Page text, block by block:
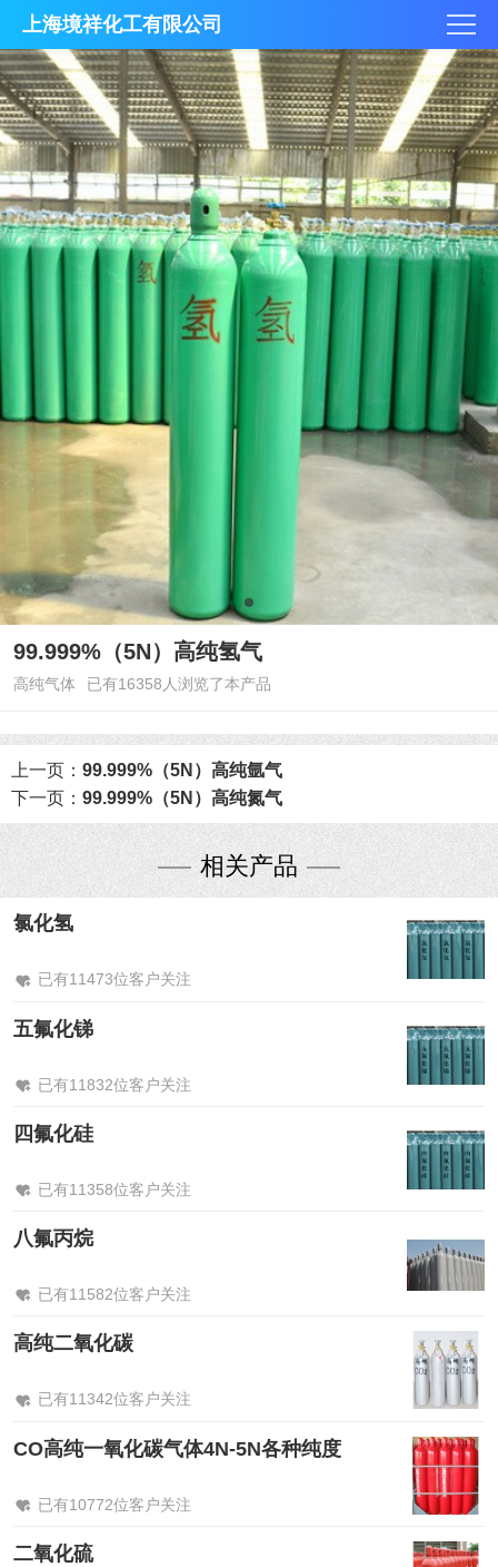
上海境祥化工有限公司
99.999%（5N）高纯氢气
高纯气体 已有16358人浏览了本产品
上一页： 99.999%（5N）高纯氩气
下一页： 99.999%（5N）高纯氮气
相关产品
氯化氢
已有11473位客户关注
五氟化锑
已有11832位客户关注
四氟化硅
已有11358位客户关注
八氟丙烷
已有11582位客户关注
高纯二氧化碳
已有11342位客户关注
CO高纯一氧化碳气体4N-5N各种纯度
已有10772位客户关注
二氧化硫